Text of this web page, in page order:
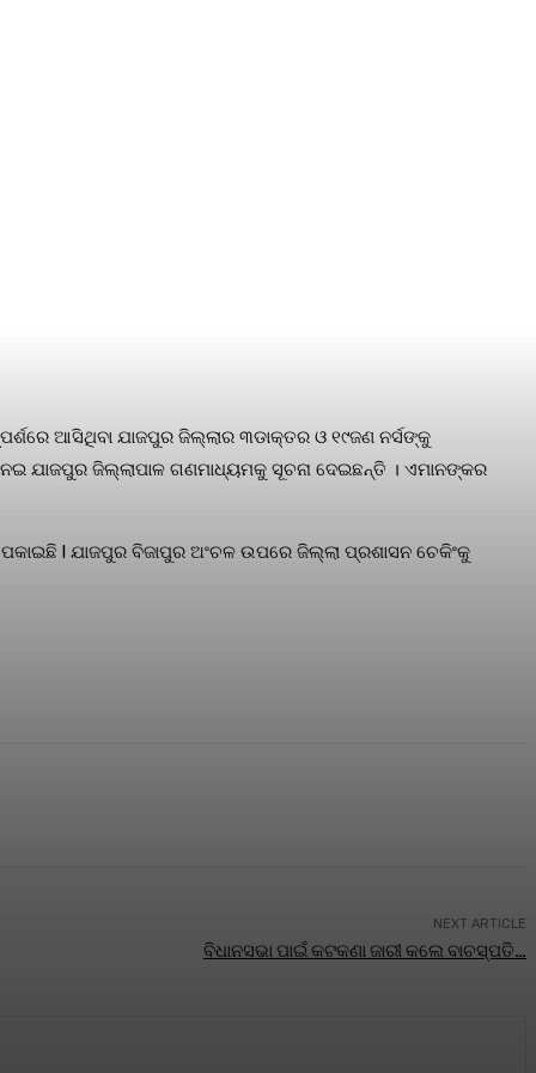
ଆସିଥିବା ଯାଜପୁର ଜିଲ୍ଲାର ୩ଡାକ୍ତର ଓ ୧୯ଜଣ ନର୍ସଙ୍କୁ
ଯାଜପୁର ଜିଲ୍ଲାପାଳ ଗଣମାଧ୍ୟମକୁ ସୂଚନା ଦେଇଛନ୍ତି । ଏମାନଙ୍କର
l ଯାଜପୁର ବିଜାପୁର ଅଂଚଳ ଉପରେ ଜିଲ୍ଲା ପ୍ରଶାସନ ଚେକିଂକୁ
NEXT ARTICLE
ବିଧାନସଭା ପାଇଁ କଟକଣା ଜାରୀ କଲେ ବାଚସ୍ପତି…